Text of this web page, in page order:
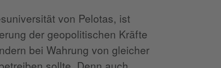
von Pelotas, ist
der geopolitischen Kräfte
bei Wahrung von gleicher